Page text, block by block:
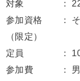
対象 ： 22歳
参加資格 ： そ
（限定）
定員 ： 10名
参加費 ： 男女